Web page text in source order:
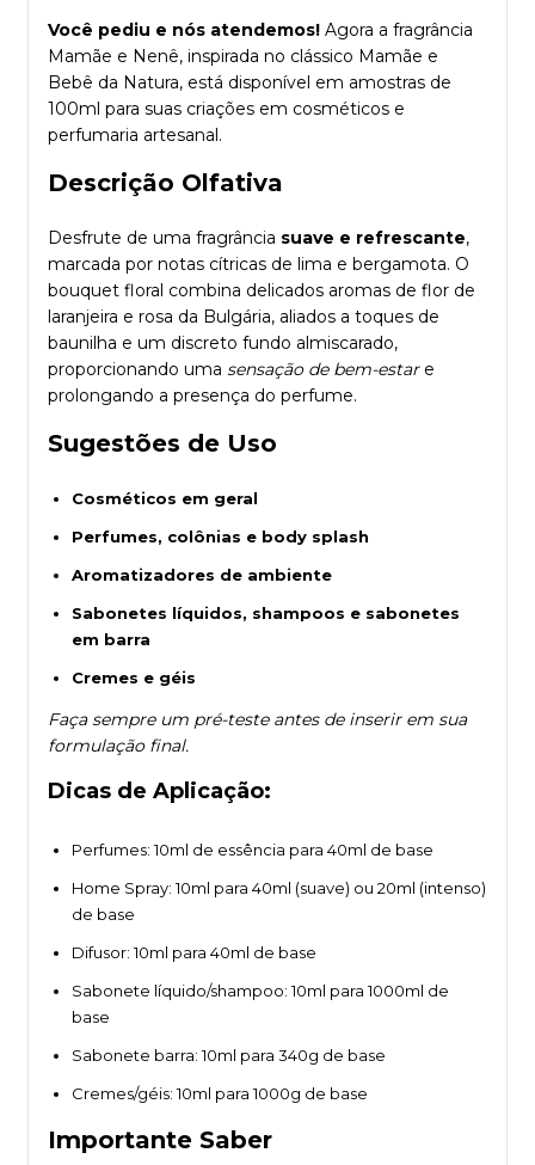
Você pediu e nós atendemos! Agora a fragrância
Mamãe e Nenê, inspirada no clássico Mamãe e
Bebê da Natura, está disponível em amostras de
100ml para suas criações em cosméticos e
perfumaria artesanal.
Descrição Olfativa
Desfrute de uma fragrância suave e refrescante,
marcada por notas cítricas de lima e bergamota. O
bouquet floral combina delicados aromas de flor de
laranjeira e rosa da Bulgária, aliados a toques de
baunilha e um discreto fundo almiscarado,
proporcionando uma sensação de bem-estare
prolongando a presença do perfume.
Sugestões de Uso
Cosméticos em geral
Perfumes, colônias e body splash
Aromatizadores de ambiente
Sabonetes líquidos, shampoos e sabonetes
em barra
Cremes e géis
Faça sempre um pré-teste antes de inserir em sua
formulação final.
Dicas de Aplicação:
Perfumes: 10ml de essência para 40ml de base
Home Spray: 10ml para 40ml (suave) ou 20ml (intenso)
de base
Difusor: 10ml para 40ml de base
Sabonete líquido/shampoo: 10ml para 1000ml de
base
Sabonete barra: 10ml para 340g de base
Cremes/géis: 10ml para 1000g de base
Importante Saber